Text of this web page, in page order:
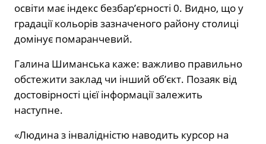
освіти має індекс безбар’єрності 0. Видно, що у
градації кольорів зазначеного району столиці
домінує помаранчевий.
Галина Шиманська каже: важливо правильно
обстежити заклад чи інший об’єкт. Позаяк від
достовірності цієї інформації залежить
наступне.
«Людина з інвалідністю наводить курсор на